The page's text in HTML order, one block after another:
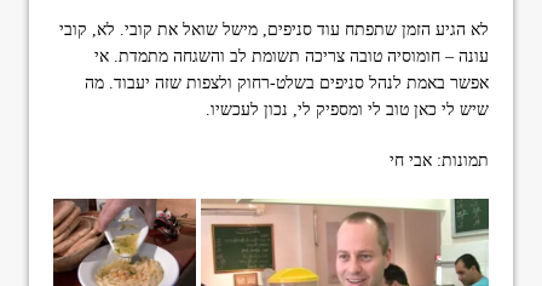
לא הגיע הזמן שתפתח עוד סניפים, מישל שואל את קובי. לא, קובי
עונה – חומוסיה טובה צריכה תשומת לב והשגחה מתמדת. אי
אפשר באמת לנהל סניפים בשלט-רחוק ולצפות שזה יעבוד. מה
שיש לי כאן טוב לי ומספיק לי, נכון לעכשיו.
תמונות: אבי חי